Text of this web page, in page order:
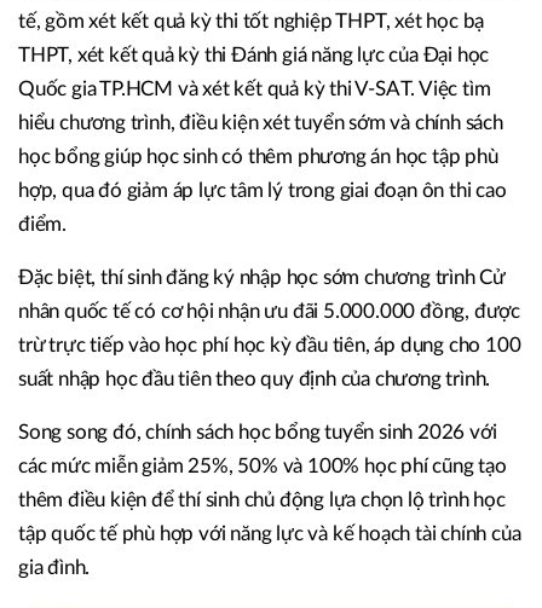
tế, gồm xét kết quả kỳ thi tốt nghiệp THPT, xét học bạ
THPT, xét kết quả kỳ thi Đánh giá năng lực của Đại học
Quốc gia TP.HCM và xét kết quả kỳ thi V-SAT. Việc tìm
hiểu chương trình, điều kiện xét tuyển sớm và chính sách
học bổng giúp học sinh có thêm phương án học tập phù
hợp, qua đó giảm áp lực tâm lý trong giai đoạn ôn thi cao
điểm.
Đặc biệt, thí sinh đăng ký nhập học sớm chương trình Cử
nhân quốc tế có cơ hội nhận ưu đãi 5.000.000 đồng, được
trừ trực tiếp vào học phí học kỳ đầu tiên, áp dụng cho 100
suất nhập học đầu tiên theo quy định của chương trình.
Song song đó, chính sách học bổng tuyển sinh 2026 với
các mức miễn giảm 25%, 50% và 100% học phí cũng tạo
thêm điều kiện để thí sinh chủ động lựa chọn lộ trình học
tập quốc tế phù hợp với năng lực và kế hoạch tài chính của
gia đình.